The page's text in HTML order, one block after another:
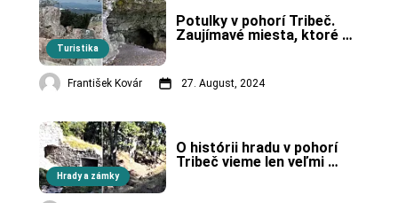
Turistika
Potulky v pohorí Tribeč.
Zaujímavé miesta, ktoré
František Kovár 27. August, 2024
Hrady a zámky
O histórii hradu v pohorí
Tribeč vieme len veľmi